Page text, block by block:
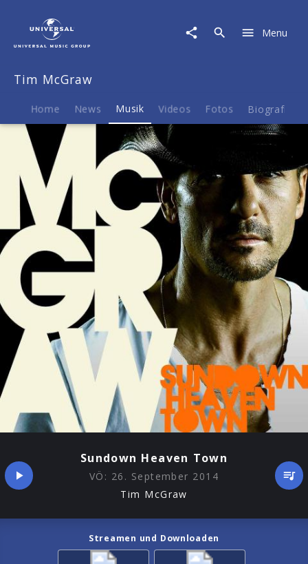
Musik
Sundown
Menu
Tim McGraw
Home News Musik Videos Fotos Biografie
Sundown Heaven Town
VÖ: 26. September 2014
Tim McGraw
Streamen und Downloaden